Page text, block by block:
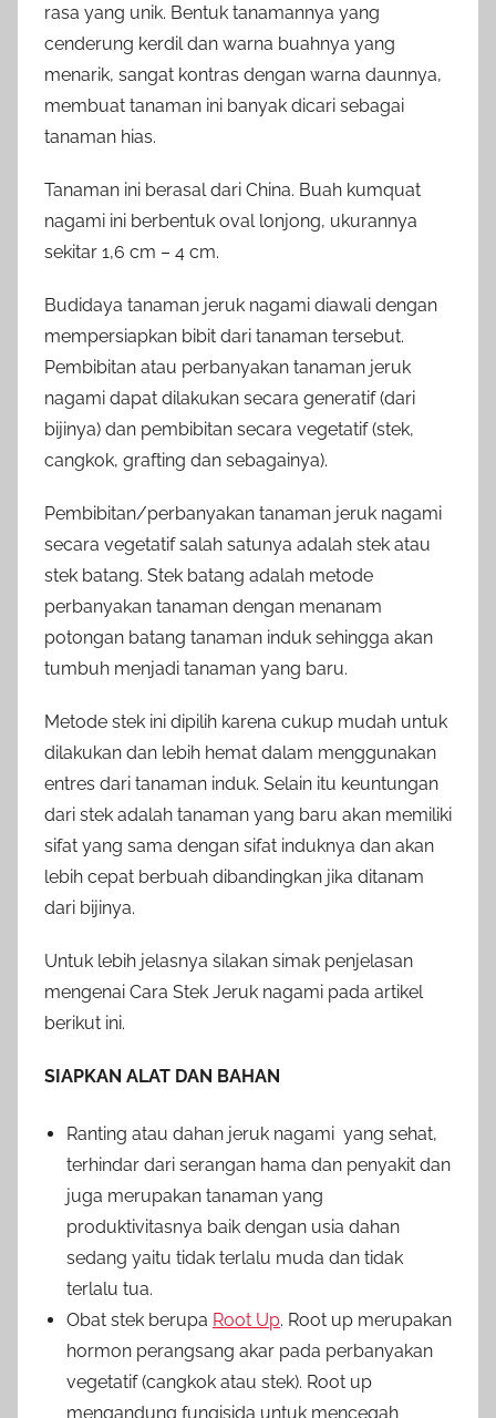
rasa yang unik. Bentuk tanamannya yang
cenderung kerdil dan warna buahnya yang
menarik, sangat kontras dengan warna daunnya,
membuat tanaman ini banyak dicari sebagai
tanaman hias.
Tanaman ini berasal dari China. Buah kumquat
nagami ini berbentuk oval lonjong, ukurannya
sekitar 1,6 cm – 4 cm.
Budidaya tanaman jeruk nagami diawali dengan
mempersiapkan bibit dari tanaman tersebut.
Pembibitan atau perbanyakan tanaman jeruk
nagami dapat dilakukan secara generatif (dari
bijinya) dan pembibitan secara vegetatif (stek,
cangkok, grafting dan sebagainya).
Pembibitan/perbanyakan tanaman jeruk nagami
secara vegetatif salah satunya adalah stek atau
stek batang. Stek batang adalah metode
perbanyakan tanaman dengan menanam
potongan batang tanaman induk sehingga akan
tumbuh menjadi tanaman yang baru.
Metode stek ini dipilih karena cukup mudah untuk
dilakukan dan lebih hemat dalam menggunakan
entres dari tanaman induk. Selain itu keuntungan
dari stek adalah tanaman yang baru akan memiliki
sifat yang sama dengan sifat induknya dan akan
lebih cepat berbuah dibandingkan jika ditanam
dari bijinya.
Untuk lebih jelasnya silakan simak penjelasan
mengenai Cara Stek Jeruk nagami pada artikel
berikut ini.
SIAPKAN ALAT DAN BAHAN
Ranting atau dahan jeruk nagami yang sehat,
terhindar dari serangan hama dan penyakit dan
juga merupakan tanaman yang
produktivitasnya baik dengan usia dahan
sedang yaitu tidak terlalu muda dan tidak
terlalu tua.
Obat stek berupa Root Up. Root up merupakan
hormon perangsang akar pada perbanyakan
vegetatif (cangkok atau stek). Root up
mengandung fungisida untuk mencegah